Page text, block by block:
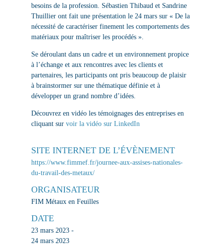
besoins de la profession. Sébastien Thibaud et Sandrine
Thuillier ont fait une présentation le 24 mars sur « De la
nécessité de caractériser finement les comportements des
matériaux pour maîtriser les procédés ».
Se déroulant dans un cadre et un environnement propice
à l’échange et aux rencontres avec les clients et
partenaires, les participants ont pris beaucoup de plaisir
à brainstormer sur une thématique définie et à
développer un grand nombre d’idées.
Découvrez en vidéo les témoignages des entreprises en
cliquant sur voir la vidéo sur LinkedIn
SITE INTERNET DE L’ÉVÈNEMENT
https://www.fimmef.fr/journee-aux-assises-nationales-
du-travail-des-metaux/
ORGANISATEUR
FIM Métaux en Feuilles
DATE
23 mars 2023 -
24 mars 2023